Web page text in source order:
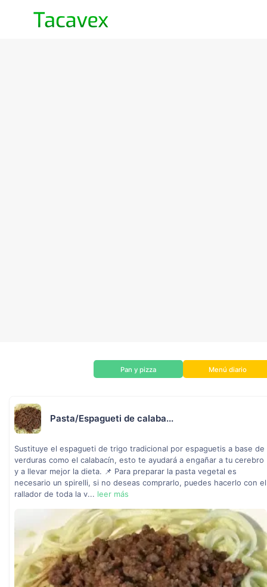
Pan y pizza Menú diario
Pasta/Espagueti de calaba...
Sustituye el espagueti de trigo tradicional por espaguetis a base de
verduras como el calabacín, esto te ayudará a engañar a tu cerebro
y a llevar mejor la dieta. 📌 Para preparar la pasta vegetal es
necesario un spirelli, si no deseas comprarlo, puedes hacerlo con el
rallador de toda la v... leer más